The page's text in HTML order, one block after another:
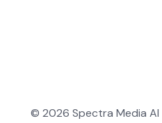
© 2026 Spectra Media